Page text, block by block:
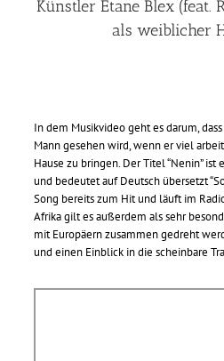
Künstler Etane Blex (feat.
als weiblicher
In dem Musikvideo geht es darum,
Mann gesehen wird, wenn er viel
Hause zu bringen. Der Titel “Nenin”
und bedeutet auf Deutsch übersetzt
Song bereits zum Hit und läuft im
Afrika gilt es außerdem als sehr
mit Europäern zusammen gedreht
und einen Einblick in die scheinbare